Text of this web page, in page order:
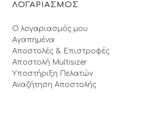
ΛΟΓΑΡΙΑΣΜΟΣ
Ο λογαριασμός μου
Αγαπημένα
Αποστολές & Επιστροφές
Αποστολή Multisizer
Υποστήριξη Πελατών
Αναζήτηση Αποστολής